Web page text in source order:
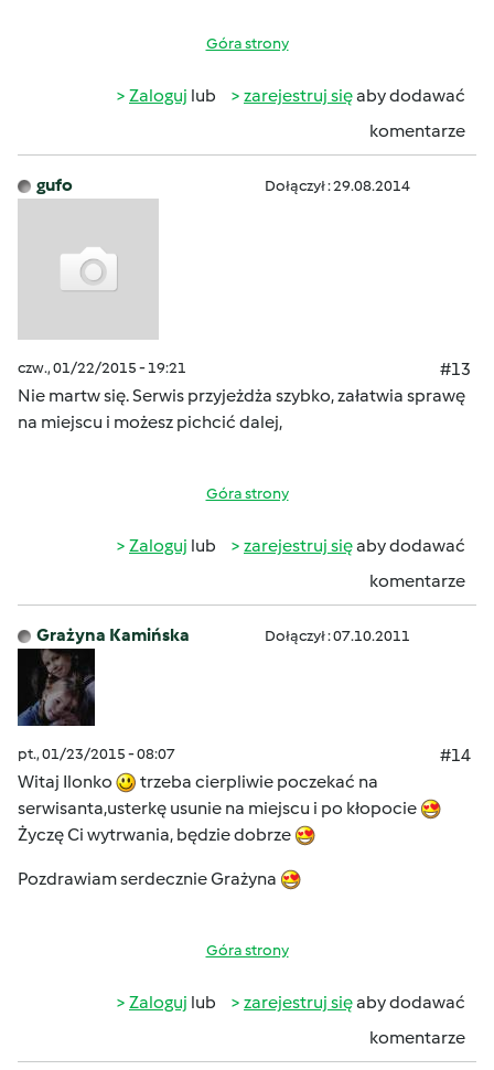
Góra strony
Zaloguj lub zarejestruj sięaby dodawać
komentarze
gufo Dołączył : 29.08.2014
czw., 01/22/2015 - 19:21
#13
Nie martw się. Serwis przyjeżdża szybko, załatwia sprawę
na miejscu i możesz pichcić dalej,
Góra strony
Zaloguj lub zarejestruj sięaby dodawać
komentarze
Grażyna Kamińska Dołączył : 07.10.2011
pt., 01/23/2015 - 08:07
#14
Witaj Ilonko
trzeba cierpliwie poczekać na
serwisanta,usterkę usunie na miejscu i po kłopocie
Życzę Ci wytrwania, będzie dobrze
Pozdrawiam serdecznie Grażyna
Góra strony
Zaloguj lub zarejestruj sięaby dodawać
komentarze